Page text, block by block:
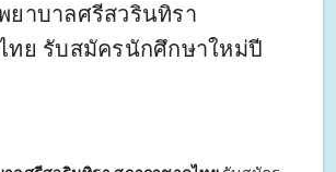
ยาบาลศรีสวรินทิรา
ทย รับสมัครนักศึกษาใหม่ปี